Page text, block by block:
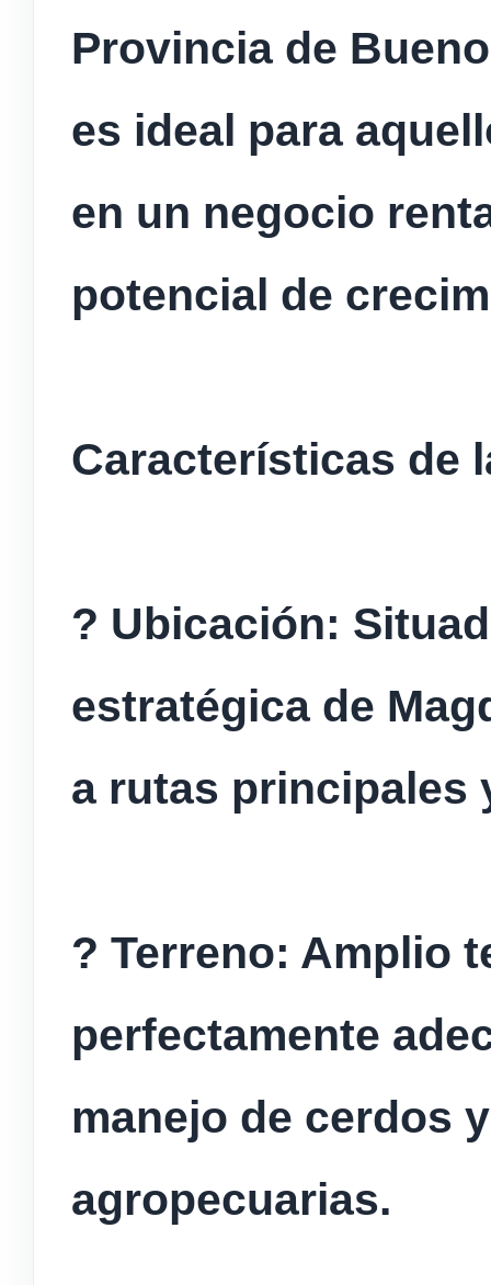
Provincia de
es ideal para
en un negocio
potencial de
Características de
? Ubicación:
estratégica de
a rutas principales
? Terreno: Amplio
perfectamente
manejo de cerdos
agropecuarias.